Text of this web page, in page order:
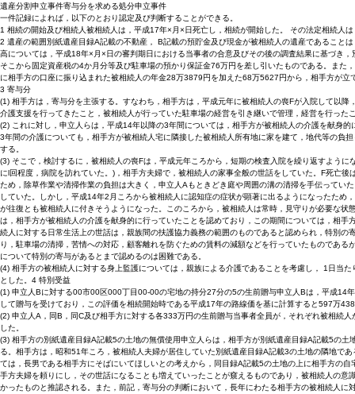
遺産分割申立事件寄与分を求める処分申立事件
一件記録によれば，以下のとおり認定及ぴ判断することができる。
1 相続の開始及ぴ相続人被相続人は，平成17年×月×日死亡し，相続が開始した。 その法定相続人
2 遺産の範囲別紙遺産目録A記載の不動産， B記載の預貯金及ぴ現金が被相続人の遺産であること
高については，平成18年×月×日の審判期日における当事者の合意及びその後の調査結果に基づき
そこから固定資産税の4か月分等及び駐車場の預かり保証金76万円を差し引いたものである。ま
に相手方の口座に振り込まれた被相続人の年金28万3879円を加えた68万5627円から，相手方が
3 寄与分
(1) 相手方は，寄与分を主張する。すなわち，相手方は，平成元年に被相続人の喪Fが入院して以
介護支援を行ってきたこと，被相続人が行っていた駐車場の経営を引き継いで管理，経営を行っ
(2) これに対し，申立人らは，平成14年以降の3年間については，相手方が被相続人の介護を献身
3年間の介護についても，相手方が被相続人宅に隣接した被相続人所有地に家を建て，地代等の
する。
(3) そこで，検討するに，被相続人の喪Fは，平成元年ころから，短期の検査入院を繰り返すよう
にl回程度，病院を訪れていた。)，相手方夫婦で，被相続人の家事全般の世話をしていた。F死亡
ため，除草作業や清掃作業の負担は大きく，申立人Aもときどき庭や周囲の溝の清掃を手伝って
していた。しかし，平成14年2月ころから被相続人に認知症の症状が顕著に出るようになったた
が往復とも被相続人に付きそうようになった。このころから，被相続人は常時，見守りが必要な
は，相手方が被相続人の介護を献身的に行っていたことを認めており，この期間については，相
続人に対する日常生活上の世話は，親族間の扶護協力義務の範囲のものであると認められ，特別
り，駐車場の清掃，苦情への対応，顧客離れを防ぐための賃料の減額などを行っていたものであ
について特別の寄与があるとまで認めるのは困難である。
(4) 相手方の被相続人に対する身上監護については，親族による介護であることを考慮し， 1日
とした。4 特別受益
(1) 申立人Bに対する00市00区000丁目00-00の宅地の持分27分の5の生前贈与申立人Bは，平成
して贈与を受けており，この評価を相続開始時である平成17年の路線価を基に計算すると597万
(2) 申立人A，同B，同C及び相手方に対する各333万円の生前贈与当事者全員が，それぞれ被相続
した。
(3) 相手方の別紙遺産目録A記載5の土地の無償使用申立人らは，相手方が別紙遺産目録A記載5の
る。相手方は，昭和51年ころ，被相続人夫婦が居住していた別紙遺産目録A記載3の土地の隣地で
ては，長男である相手方にそばにいてほしいとの考えから，同目録A記載5の土地の上に相手方の
手方夫婦を頼りにし，その世話になることも増えていったことが窺えるものであり，被相続人の
かったものと推認される。また，前記，寄与分の判断において，長年にわたる相手方の被相続人